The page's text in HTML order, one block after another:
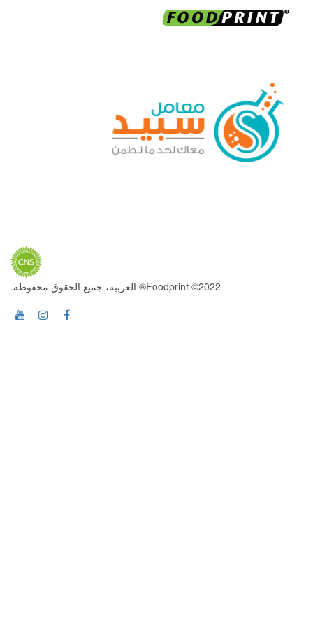
2022© Foodprint® العربية، جميع الحقوق محفوظة.